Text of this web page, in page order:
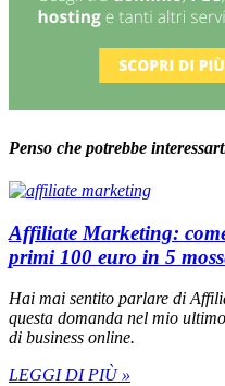
Penso che potrebbe
Affiliate Marketing:
primi 100 euro in 5
Hai mai sentito parlare di
questa domanda nel mio
di business online.
LEGGI DI PIÙ »